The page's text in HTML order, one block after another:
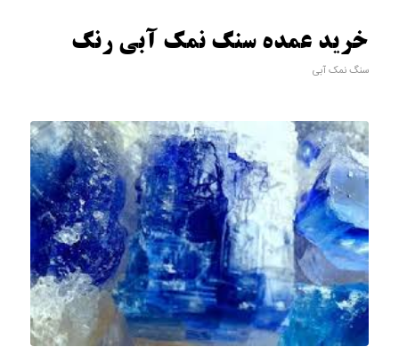
خرید عمده سنگ نمک آبی رنگ
سنگ نمک آبی